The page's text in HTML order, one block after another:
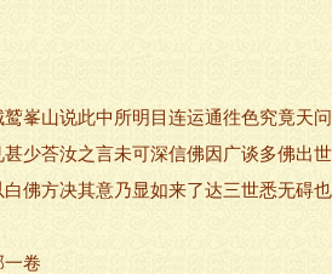
峯山说此中所明目连运通徃色究竟天
少荅汝之言未可深信佛因广谈多佛出
佛方决其意乃显如来了达三世悉无碍
一卷